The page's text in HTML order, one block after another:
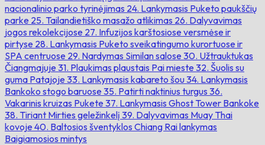
nacionalinio parko tyrinėjimas 24. Lankymasis Puketo paukščių
parke 25. Tailandietiško masažo atlikimas 26. Dalyvavimas
jogos rekolekcijose 27. Infuzijos karštosiose versmėse ir
pirtyse 28. Lankymasis Puketo sveikatingumo kurortuose ir
SPA centruose 29. Nardymas Similan salose 30. Užtrauktukas
Čiangmajuje 31. Plaukimas plaustais Pai mieste 32. Šuolis su
guma Patajoje 33. Lankymasis kabareto šou34. Lankymasis
Bankoko stogo baruose 35. Patirti naktinius turgus 36.
Vakarinis kruizas Pukete 37. Lankymasis Ghost Tower Bankoke
38. Tiriant Mirties geležinkelį 39. Dalyvavimas Muay Thai
kovoje 40. Baltosios šventyklos Chiang Rai lankymas
Baigiamosios mintys